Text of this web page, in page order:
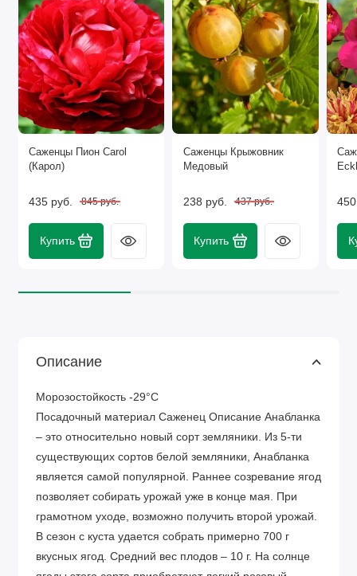
Саженцы Пион Carol
(Карол)
435 руб. 845 руб.
Купить
Саженцы Крыжовник
Медовый
238 руб. 437 руб.
Купить
Описание
Морозостойкость -29°C
Посадочный материал Саженец Описание Анабланка
– это относительно новый сорт земляники. Из 5-ти
существующих сортов белой земляники, Анабланка
является самой популярной. Раннее созревание ягод
позволяет собирать урожай уже в конце мая. При
грамотном уходе, возможно получить второй урожай.
В сезон с куста удается собрать примерно 700 г
вкусных ягод. Средний вес плодов – 10 г. На солнце